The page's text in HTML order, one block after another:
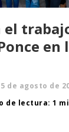
el
en
5 de agosto de
de lectura: 1